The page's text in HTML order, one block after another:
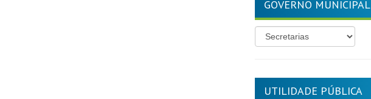
GOVERNO MUNICIPAL
UTILIDADE PÚBLICA